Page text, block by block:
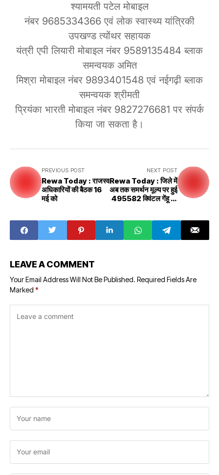
श्यामयती पटेल मोबाइल
नंबर 9685334366 एवं लोक स्वास्थ्य यांत्रिकी
उपखण्ड त्योंथर सहायक
यंत्री एपी लियारी मोबाइल नंबर 9589135484 ब्लाक
समन्वयक अमित
मिश्रा मोबाइल नंबर 9893401548 एवं नईगढ़ी ब्लाक
समन्वयक श्रीमती
प्रियंका भारती मोबाइल नंबर 9827276681 पर संपर्क
किया जा सकता है।
PREVIOUS POST
Rewa Today : राजस्व
अधिकारियों की बैठक 16
मई को
NEXT POST
Rewa Today : जिले में
अब तक समर्थन मूल्य पर हुई
495582 क्विंटल गेंहू की
LEAVE A COMMENT
Your Email Address Will Not Be Published. Required Fields Are
Marked *